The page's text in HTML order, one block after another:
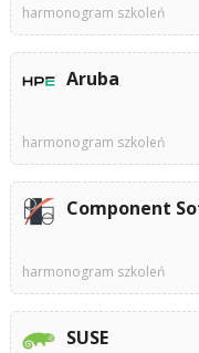
harmonogram szkoleń
Aruba
harmonogram szkoleń
Component
harmonogram szkoleń
SUSE